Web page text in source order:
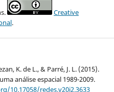
Creative
.
K. de L., & Parré, J. L. (2015).
análise espacial 1989-2009.
10.17058/redes.v20i2.3633